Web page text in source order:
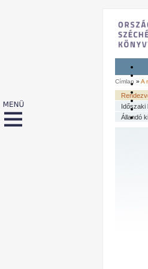
Címlap » A
Időszaki
Állandó